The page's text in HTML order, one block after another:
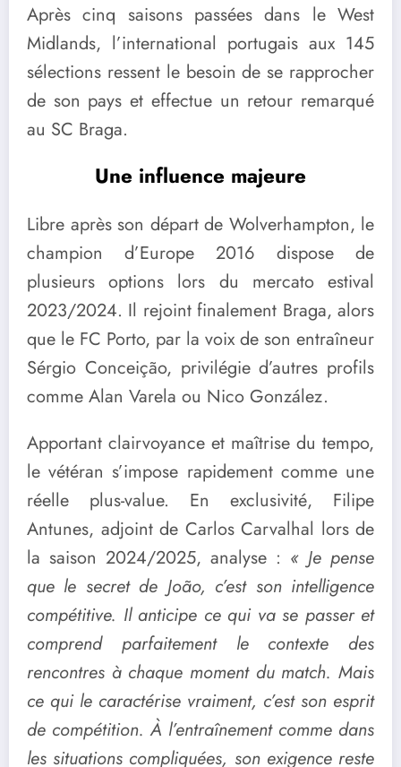
Après cinq saisons passées dans le West
Midlands, l’international portugais aux 145
sélections ressent le besoin de se rapprocher
de son pays et effectue un retour remarqué
au SC Braga.
Une influence majeure
Libre après son départ de Wolverhampton, le
champion d’Europe 2016 dispose de
plusieurs options lors du mercato estival
2023/2024. Il rejoint finalement Braga, alors
que le FC Porto, par la voix de son entraîneur
Sérgio Conceição, privilégie d’autres profils
comme Alan Varela ou Nico González.
Apportant clairvoyance et maîtrise du tempo,
le vétéran s’impose rapidement comme une
réelle plus-value. En exclusivité, Filipe
Antunes, adjoint de Carlos Carvalhal lors de
la saison 2024/2025, analyse : « Je pense
que le secret de João, c’est son intelligence
compétitive. Il anticipe ce qui va se passer et
comprend parfaitement le contexte des
rencontres à chaque moment du match. Mais
ce qui le caractérise vraiment, c’est son esprit
de compétition. À l’entraînement comme dans
les situations compliquées, son exigence reste